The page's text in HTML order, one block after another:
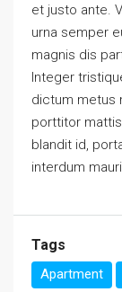
et justo ante.
urna semper
magnis dis
Integer
dictum metus
porttitor
blandit id,
interdum
Tags
Apartment